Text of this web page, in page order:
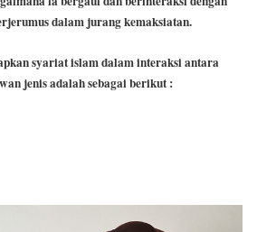
dalam jurang kemaksiatan.
syariat islam dalam interaksi antara
jenis adalah sebagai berikut :